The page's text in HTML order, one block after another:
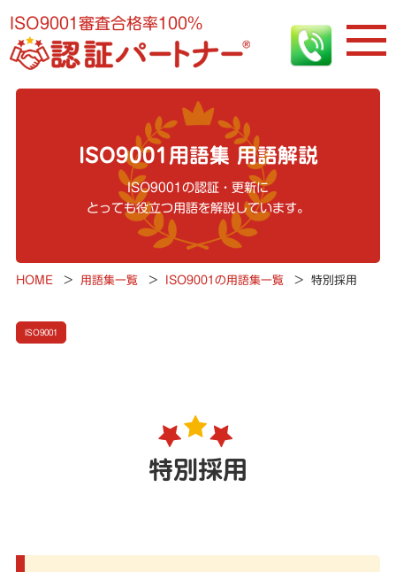
ISO9001審査合格率100%
ISO9001用語集 用語解説
ISO9001の認証・更新に
とっても役立つ用語を解説しています。
HOME > 用語集一覧 > ISO9001の用語集一覧 > 特別採用
ISO9001
特別採用